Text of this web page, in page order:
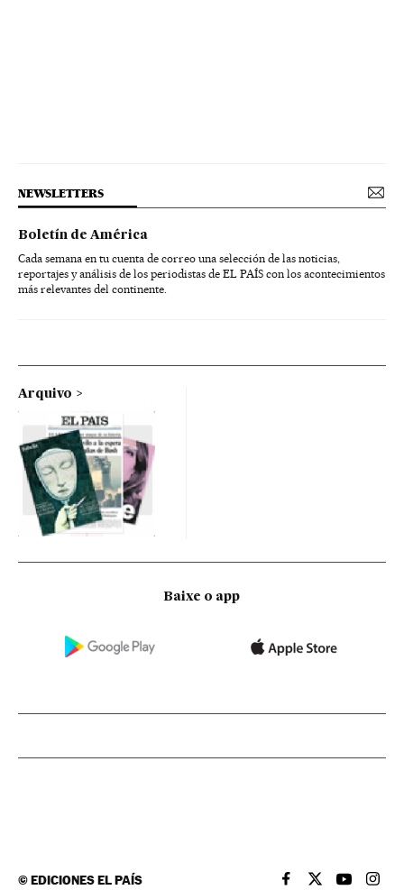
NEWSLETTERS
Boletín de América
Cada semana en tu cuenta de correo una selección de las noticias,
reportajes y análisis de los periodistas de EL PAÍS con los acontecimientos
más relevantes del continente.
Arquivo
Baixe o app
©EDICIONES EL PAÍS EL PAÍS BRASIL EN
EL PAÍSEL PAÍS
EL